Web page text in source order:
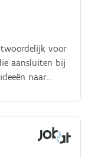
voor
aansluiten bij
naar